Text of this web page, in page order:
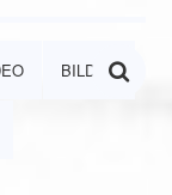
BILDER